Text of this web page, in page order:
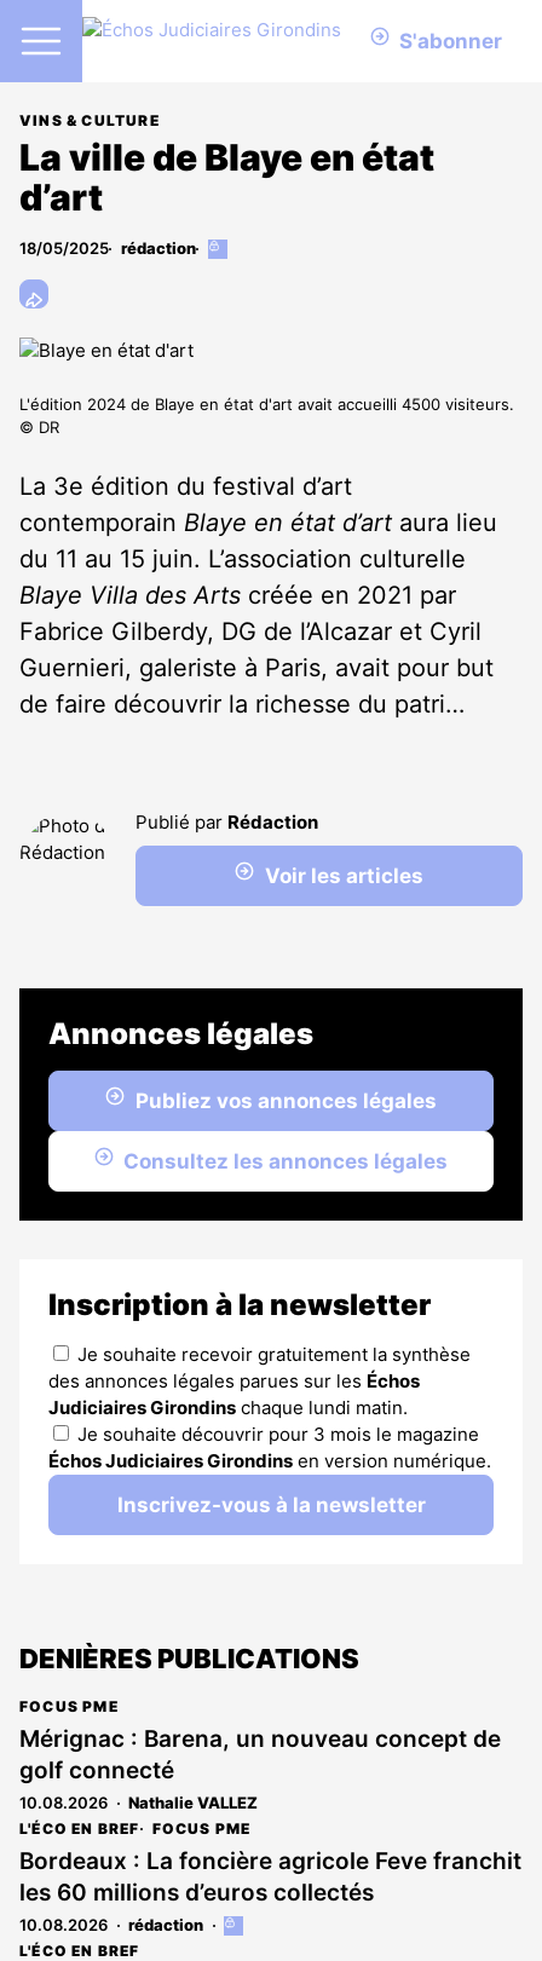
S'abonner
VINS & CULTURE
La ville de Blaye en état
d’art
18/05/2025 rédaction
Cet
L'édition 2024 de Blaye en état d'art avait accueilli 4500 visiteurs.
© DR
La 3e édition du festival d’art
contemporain Blaye en état d’art aura lieu
du 11 au 15 juin. L’association culturelle
Blaye Villa des Arts créée en 2021 par
Fabrice Gilberdy, DG de l’Alcazar et Cyril
Guernieri, galeriste à Paris, avait pour but
de faire découvrir la richesse du patri…
Publié par Rédaction
Voir les articles
Annonces légales
Publiez vos annonces légales
Consultez les annonces légales
Inscription à la newsletter
Je souhaite recevoir gratuitement la synthèse
des annonces légales parues sur les Échos
Judiciaires Girondins chaque lundi matin.
Je souhaite découvrir pour 3 mois le magazine
Échos Judiciaires Girondins en version numérique.
Inscrivez-vous à la newsletter
DENIÈRES PUBLICATIONS
FOCUS PME
Mérignac : Barena, un nouveau concept de
golf connecté
10.08.2026 Nathalie VALLEZ
L'ÉCO EN BREF FOCUS PME
Bordeaux : La foncière agricole Feve franchit
les 60 millions d’euros collectés
10.08.2026 rédaction
Cet
L'ÉCO EN BREF